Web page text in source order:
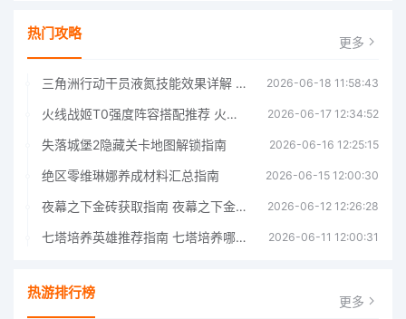
热门攻略 更多
三角洲行动干员液氮技能效果详解 三角洲行动干员液氮技能介绍 2026-06-18 11:58:43
火线战姬T0强度阵容搭配推荐 火线战姬T0强度阵容哪个好 2026-06-17 12:34:52
失落城堡2隐藏关卡地图解锁指南 2026-06-16 12:25:15
绝区零维琳娜养成材料汇总指南 2026-06-15 12:00:30
夜幕之下金砖获取指南 夜幕之下金砖获取方法 2026-06-12 12:26:28
七塔培养英雄推荐指南 七塔培养哪个英雄好 2026-06-11 12:00:31
热游排行榜 更多